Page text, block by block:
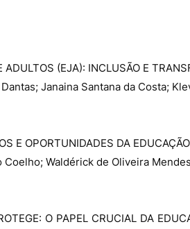
ADULTOS (EJA): INCLUSÃO E
Janaina Santana da Costa;
E OPORTUNIDADES DA
Coelho; Waldérick de Oliveira
O PAPEL CRUCIAL DA